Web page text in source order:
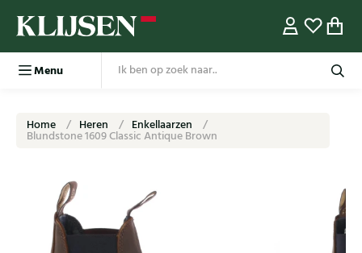
Menu
Home Heren Enkellaarzen
Blundstone 1609 Classic Antique Brown